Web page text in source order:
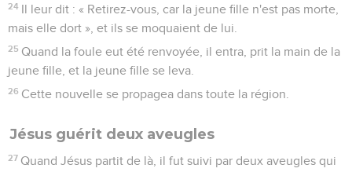
24 Il leur dit : « Retirez-vous, car la jeune fille n'est pas morte,
mais elle dort », et ils se moquaient de lui.
25 Quand la foule eut été renvoyée, il entra, prit la main de la
jeune fille, et la jeune fille se leva.
26 Cette nouvelle se propagea dans toute la région.
Jésus guérit deux aveugles
27 Quand Jésus partit de là, il fut suivi par deux aveugles qui